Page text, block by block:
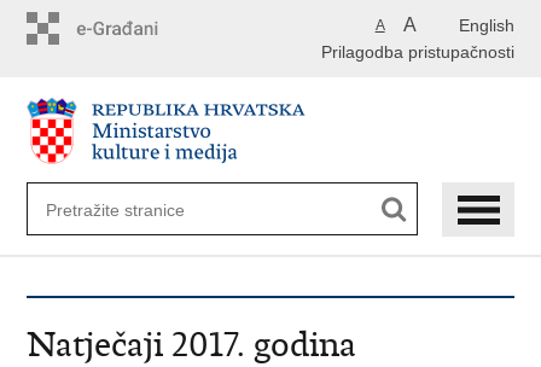
English
A A
Prilagodba pristupačnosti
Natječaji 2017. godina